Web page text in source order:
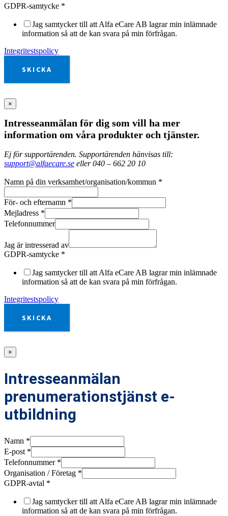
GDPR-samtycke *
Jag samtycker till att Alfa eCare AB lagrar min inlämnade
information så att de kan svara på min förfrågan.
Integritestspolicy
SKICKA
×
Intresseanmälan för dig som vill ha mer
information om våra produkter och tjänster.
Ej för supportärenden. Supportärenden hänvisas till:
support@alfaecare.se eller 040 – 662 20 10
Namn på din verksamhet/organisation/kommun *
För- och efternamn *
Mejladress *
Telefonnummer
Jag är intresserad av
GDPR-samtycke *
Jag samtycker till att Alfa eCare AB lagrar min inlämnade
information så att de kan svara på min förfrågan.
Integritestspolicy
SKICKA
×
Intresseanmälan
prenumerationstjänst e-
utbildning
Namn *
E-post *
Telefonnummer *
Organisation / Företag *
GDPR-avtal *
Jag samtycker till att Alfa eCare AB lagrar min inlämnade
information så att de kan svara på min förfrågan.